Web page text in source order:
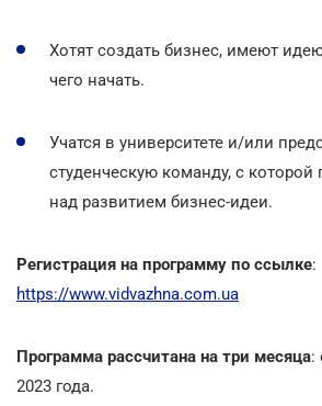
Хотят создать бизнес, имеют
чего начать.
Учатся в университете и/или
студенческую команду, с которой
над развитием бизнес-идеи.
Регистрация на программу по ссылке:
https://www.vidvazhna.com.ua
Программа рассчитана на три месяца:
2023 года.